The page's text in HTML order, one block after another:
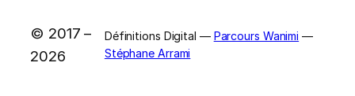
© 2017 –
2026
Définitions Digital — Parcours Wanimi —
Stéphane Arrami